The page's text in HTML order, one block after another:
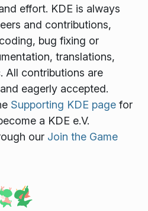
effort. KDE is always
and contributions,
bug fixing or
translations,
All contributions are
eagerly accepted.
Supporting KDE pagefor
a KDE e.V.
our Join the Game